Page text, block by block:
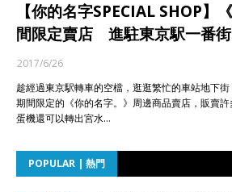
【你的名字SPECIAL SHOP】
間限定賣店 進駐東京駅一番街
2017/6/26
趁經過東京駅轉車的空檔，逛逛繁忙的車站地下
期間限定的《你的名字。》周邊商品賣店，販賣
蛋機還可以轉出宮水…
POPULAR | 熱門